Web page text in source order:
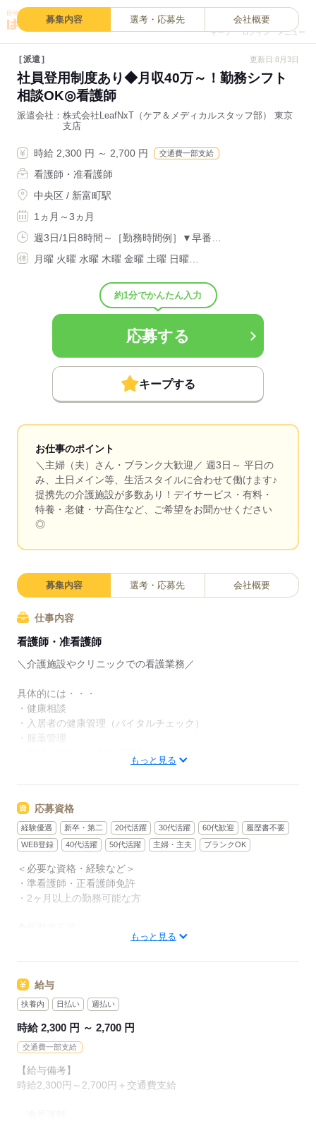
キープ ログイン メニュー
募集内容 選考・応募先 会社概要
派遣 更新日:8月3日
社員登用制度あり◆月収40万～！勤務シフト
相談OK◎看護師
派遣会社
株式会社LeafNxT（ケア＆メディカルスタッフ部） 東京
支店
時給 2,300 円 ～ 2,700 円 交通費一部支給
看護師・准看護師
中央区 / 新富町駅
1ヵ月～3ヵ月
週3日/1日8時間～［勤務時間例］▼早番…
月曜 火曜 水曜 木曜 金曜 土曜 日曜…
約1分でかんたん入力
応募する
キープする
お仕事のポイント
＼主婦（夫）さん・ブランク大歓迎／ 週3日～ 平日の
み、土日メイン等、生活スタイルに合わせて働けます♪
提携先の介護施設が多数あり！デイサービス・有料・
特養・老健・サ高住など、ご希望をお聞かせください
◎
募集内容 選考・応募先 会社概要
仕事内容
看護師・准看護師
＼介護施設やクリニックでの看護業務／
具体的には・・・
・健康相談
・入居者の健康管理（バイタルチェック）
・服薬管理
メッセージアプリでいつでも相談OK！
お仕事に関するお悩み・人間関係・シフトの相談など
専任の担当が対応します◎
＜日払いあり＆手数料無料＞
手数料が無料なので、コスト負担を抑えて利用OK★
最短翌日中にお給料を受け取れます♪
20代～50代活躍中です！
異なります。
応募する
もっと見る
応募資格
経験優遇 新卒・第二 20代活躍 30代活躍 60代歓迎
履歴書不要
WEB登録
40代活躍 50代活躍 主婦・主夫 ブランクOK
＜必要な資格・経験など＞
・準看護師・正看護師免許
・2ヶ月以上の勤務可能な方
◆食事補助あり（1食300～500円）
◆休憩室あり
◆産休・育休取得実績あり
◆社員登用制度あり
◆車通勤OK（規定あり）
もっと見る
給与
扶養内 日払い 週払い
時給 2,300 円 ～ 2,700 円
交通費一部支給
【給与備考】
時給2,300円～2,700円＋交通費支給